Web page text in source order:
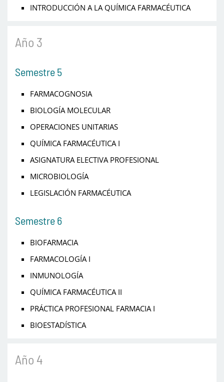
INTRODUCCIÓN A LA QUÍMICA FARMACÉUTICA
Año 3
Semestre 5
FARMACOGNOSIA
BIOLOGÍA MOLECULAR
OPERACIONES UNITARIAS
QUÍMICA FARMACÉUTICA I
ASIGNATURA ELECTIVA PROFESIONAL
MICROBIOLOGÍA
LEGISLACIÓN FARMACÉUTICA
Semestre 6
BIOFARMACIA
FARMACOLOGÍA I
INMUNOLOGÍA
QUÍMICA FARMACÉUTICA II
PRÁCTICA PROFESIONAL FARMACIA I
BIOESTADÍSTICA
Año 4